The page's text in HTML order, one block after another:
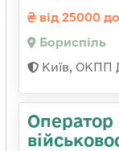
від 25000
Бориспіль
Київ, ОКПП